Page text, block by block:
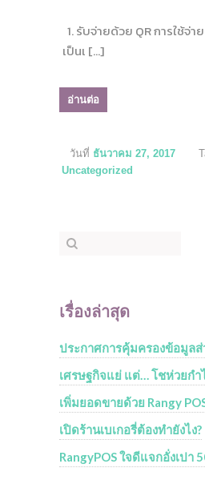
1. รับจ่ายด้วย QR การใช้จ่า
เป็นเ […]
อ่านต่อ
วันที่ ธันวาคม 27, 2017
Uncategorized
เรื่องล่าสุด
ประกาศการคุ้มครองข้อมูล
เศรษฐกิจแย่ แต่… โชห่วยกำ
เพิ่มยอดขายด้วย Rangy
เปิดร้านเบเกอรี่ต้องทำยังไง?
RangyPOS ใจดีแจกอั่งเปา